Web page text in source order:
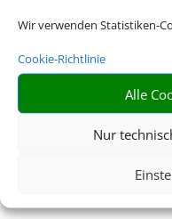
Wir verwenden Statistiken-
Cookie-Richtlinie
Alle
Nur
Eine
alles
Sie